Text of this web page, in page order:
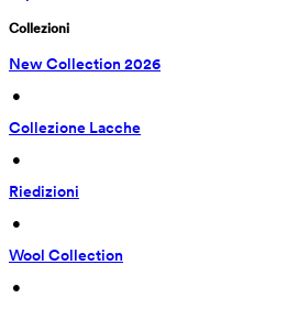
Collezioni
New Collection 2026
•
Collezione Lacche
•
Riedizioni
•
Wool Collection
•